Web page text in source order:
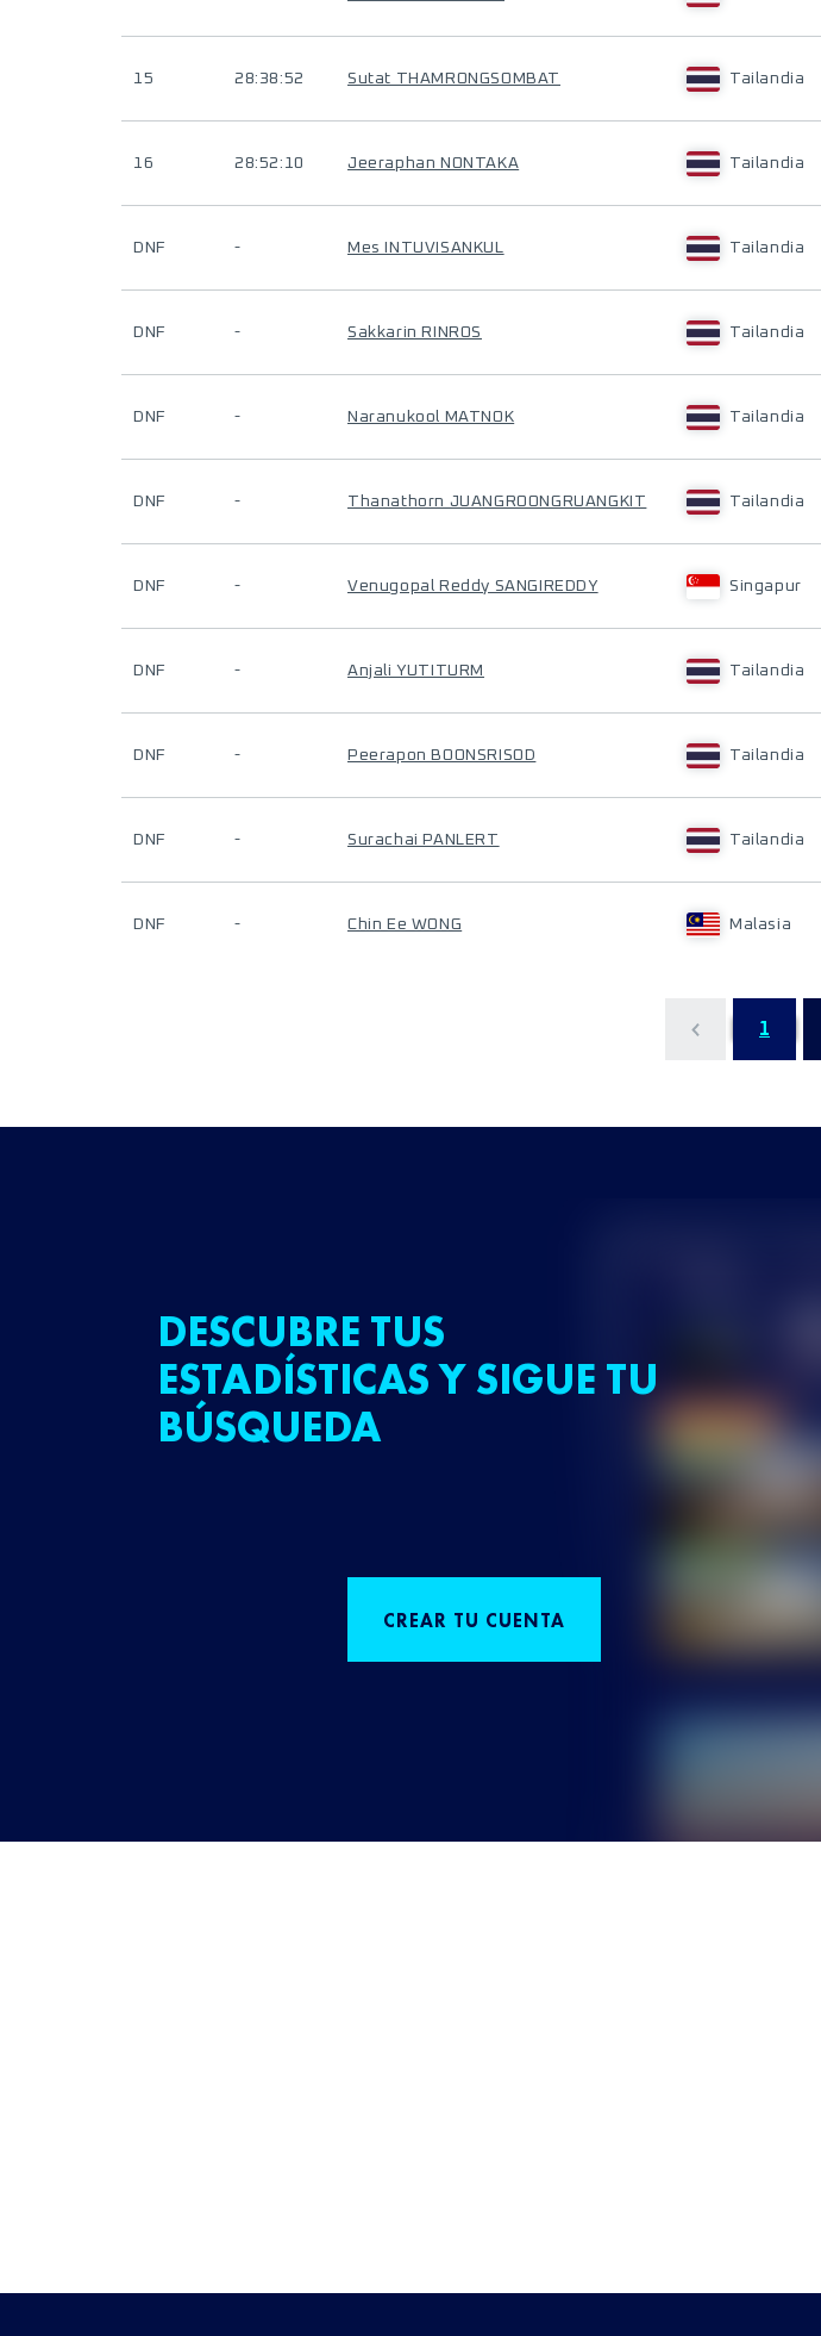
15 28:38:52 Sutat THAMRONGSOMBAT Tailandia
16 28:52:10 Jeeraphan NONTAKA Tailandia
DNF - Mes INTUVISANKUL Tailandia
DNF - Sakkarin RINROS Tailandia
DNF - Naranukool MATNOK Tailandia
DNF - Thanathorn JUANGROONGRUANGKIT Tailandia
DNF - Venugopal Reddy SANGIREDDY Singapur
DNF - Anjali YUTITURM Tailandia
DNF - Peerapon BOONSRISOD Tailandia
DNF - Surachai PANLERT Tailandia
DNF - Chin Ee WONG Malasia
1
DESCUBRE TUS
ESTADÍSTICAS Y SIGUE TU
BÚSQUEDA
CREAR TU CUENTA